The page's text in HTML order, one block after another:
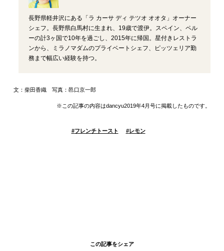
長野県軽井沢にある「ラ カーサ ディ テツオ オオタ」オーナー
シェフ。長野県白馬村に生まれ、19歳で渡伊。スペイン、ペル
ーの計3ヶ国で10年を過ごし、2015年に帰国。星付きレストラ
ンから、ミラノマダムのプライベートシェフ、ピッツェリア勤
務まで幅広い経験を持つ。
文：柴田香織 写真：邑口京一郎
※この記事の内容はdancyu2019年4月号に掲載したものです。
#フレンチトースト #レモン
この記事をシェア